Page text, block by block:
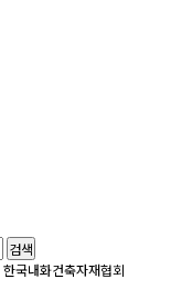
한국내화건축자재협회